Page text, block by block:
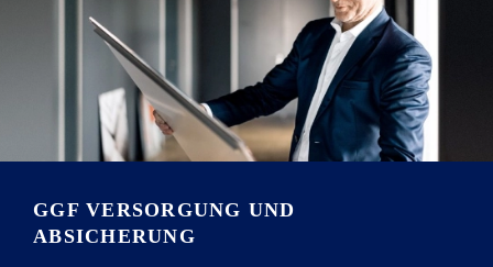
GGF VERSORGUNG UND
ABSICHERUNG